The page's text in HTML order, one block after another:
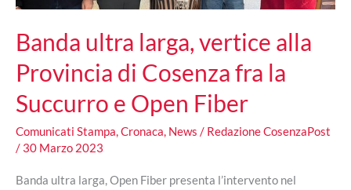
Banda ultra larga, vertice alla
Provincia di Cosenza fra la
Succurro e Open Fiber
Comunicati Stampa,Cronaca, News / Redazione CosenzaPost
/ 30 Marzo 2023
Banda ultra larga, Open Fiber presenta l’intervento nel